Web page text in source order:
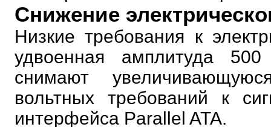
Снижение
Низкие требования к
удвоенная амплитуда
снимают
вольтных требований к
интерфейса Parallel ATA.